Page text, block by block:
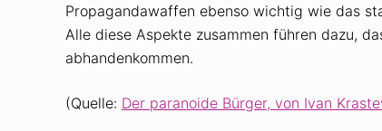
Propagandawaffen ebenso wichtig wie das
Alle diese Aspekte zusammen führen dazu,
abhandenkommen.
(Quelle: Der paranoide Bürger, von Ivan